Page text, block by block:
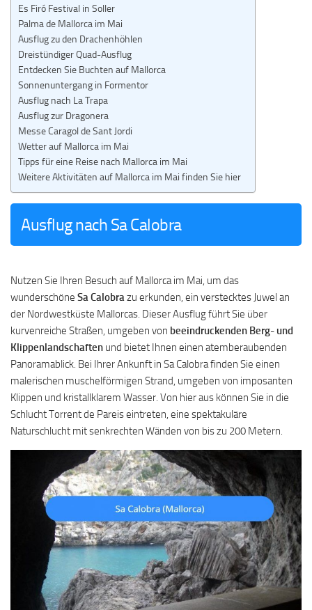
Es Firó Festival in Soller
Palma de Mallorca im Mai
Ausflug zu den Drachenhöhlen
Dreistündiger Quad-Ausflug
Entdecken Sie Buchten auf Mallorca
Sonnenuntergang in Formentor
Ausflug nach La Trapa
Ausflug zur Dragonera
Messe Caragol de Sant Jordi
Wetter auf Mallorca im Mai
Tipps für eine Reise nach Mallorca im Mai
Weitere Aktivitäten auf Mallorca im Mai finden Sie hier
Ausflug nach Sa Calobra
Nutzen Sie Ihren Besuch auf Mallorca im Mai, um das
wunderschöne Sa Calobra zu erkunden, ein verstecktes Juwel an
der Nordwestküste Mallorcas. Dieser Ausflug führt Sie über
kurvenreiche Straßen, umgeben von beeindruckenden Berg- und
Klippenlandschaften und bietet Ihnen einen atemberaubenden
Panoramablick. Bei Ihrer Ankunft in Sa Calobra finden Sie einen
malerischen muschelförmigen Strand, umgeben von imposanten
Klippen und kristallklarem Wasser. Von hier aus können Sie in die
Schlucht Torrent de Pareis eintreten, eine spektakuläre
Naturschlucht mit senkrechten Wänden von bis zu 200 Metern.